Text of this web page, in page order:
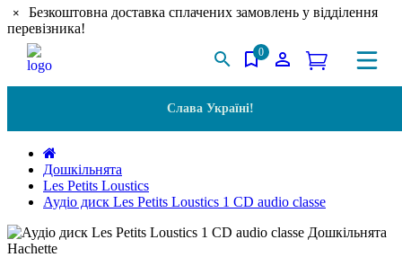
×
Безкоштовна доставка сплачених замовлень у відділення
перевізника!
0
Слава Україні!
Дошкільнята
Les Petits Loustics
Аудіо диск Les Petits Loustics 1 CD audio classe